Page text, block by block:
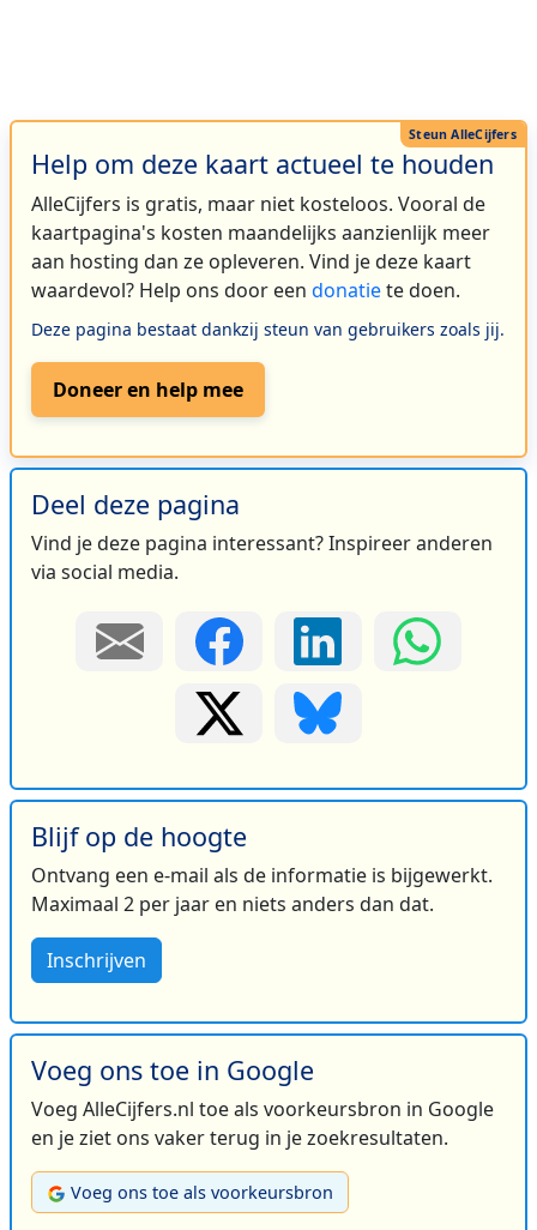
Help om deze kaart actueel te houden
AlleCijfers is gratis, maar niet kosteloos. Vooral de
kaartpagina's kosten maandelijks aanzienlijk meer
aan hosting dan ze opleveren. Vind je deze kaart
waardevol? Help ons door een donatiete doen.
Deze pagina bestaat dankzij steun van gebruikers zoals jij.
Doneer en help mee
Deel deze pagina
Vind je deze pagina interessant? Inspireer anderen
via social media.
Blijf op de hoogte
Ontvang een e-mail als de informatie is bijgewerkt.
Maximaal 2 per jaar en niets anders dan dat.
Inschrijven
Voeg ons toe in Google
Voeg AlleCijfers.nl toe als voorkeursbron in Google
en je ziet ons vaker terug in je zoekresultaten.
Voeg ons toe als voorkeursbron